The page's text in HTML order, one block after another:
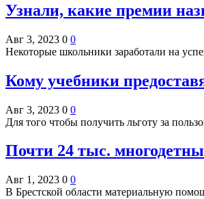
Узнали, какие премии
Авг 3, 2023 0 0
Некоторые школьники заработали на
Кому учебники
Авг 3, 2023 0 0
Для того чтобы получить льготу за
Почти 24 тыс.
Авг 1, 2023 0 0
В Брестской области материальную